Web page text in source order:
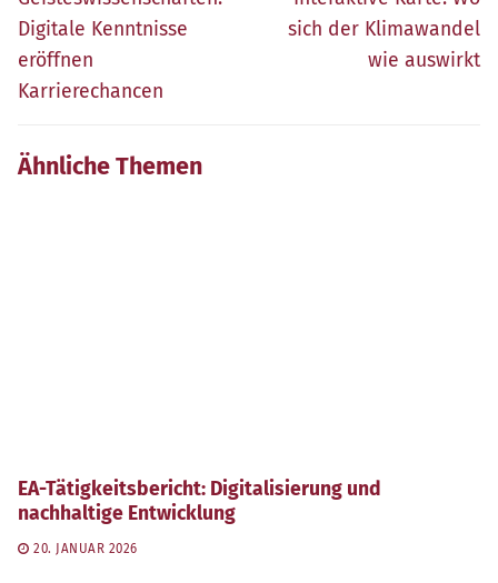
Beitrag:
Digitale Kenntnisse
eröffnen
Karrierechancen
Beitrag:
sich der Klimawandel
wie auswirkt
Ähnliche Themen
EA-Tätigkeitsbericht: Digitalisierung und
nachhaltige Entwicklung
20. JANUAR 2026